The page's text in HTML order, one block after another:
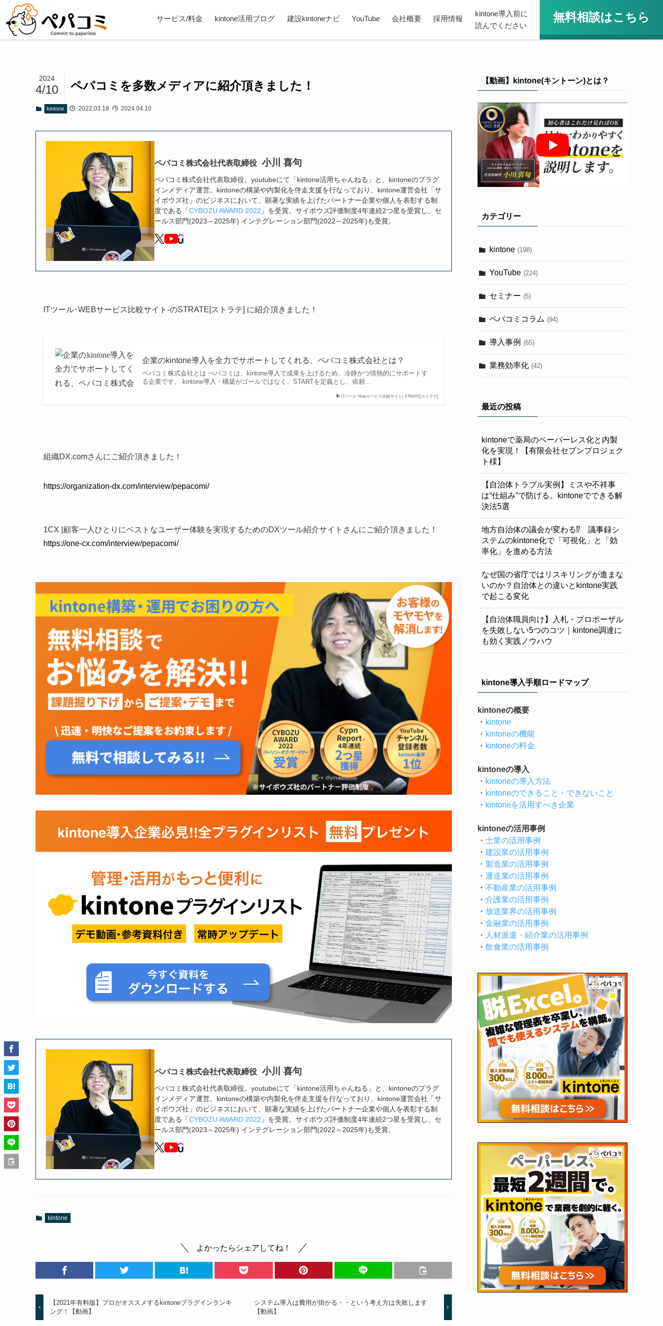
サービス/料金 kintone活用ブログ 建設kintoneナビ YouTube 会社概要 採用情報
kintone導入前に
読んでください
無料相談はこちら
ペパコミを多数メディアに紹介頂きました！
2024
4/10
kintone 2022.03.18 2024.04.10
ペパコミ株式会社代表取締役 小川 喜句
ペパコミ株式会社代表取締役。youtubeにて「kintone活用ちゃんねる」と、kintoneのプラグ
インメディア運営。kintoneの構築や内製化を伴走支援を行なっており、kintone運営会社「サ
イボウズ社」のビジネスにおいて、顕著な実績を上げたパートナー企業や個人を表彰する制
度である「CYBOZU AWARD 2022 」を受賞。サイボウズ評価制度4年連続2つ星を受賞し、セ
ールス部門(2023～2025年) インテグレーション部門(2022～2025年)も受賞。
ITツール･WEBサービス比較サイト-のSTRATE[ストラテ] に紹介頂きました！
ITツール･Webサービス比較サイト| STRATE[ストラテ]
企業のkintone導入を全力でサポートしてくれる、ペパコミ株式会社とは？
ペパコミ株式会社とは ぺパコミは、kintone導入で成果を上げるため、冷静かつ情熱的にサポートす
る企業です。 kintone導入・構築がゴールではなく、STARTを定義とし、依頼...
組織DX.comさんにご紹介頂きました！
https://organization-dx.com/interview/pepacomi/
1CX |顧客一人ひとりにベストなユーザー体験を実現するためのDXツール紹介サイトさんにご紹介頂きました！
https://one-cx.com/interview/pepacomi/
ペパコミ株式会社代表取締役 小川 喜句
ペパコミ株式会社代表取締役。youtubeにて「kintone活用ちゃんねる」と、kintoneのプラグ
インメディア運営。kintoneの構築や内製化を伴走支援を行なっており、kintone運営会社「サ
イボウズ社」のビジネスにおいて、顕著な実績を上げたパートナー企業や個人を表彰する制
度である「CYBOZU AWARD 2022 」を受賞。サイボウズ評価制度4年連続2つ星を受賞し、セ
ールス部門(2023～2025年) インテグレーション部門(2022～2025年)も受賞。
kintone
よかったらシェアしてね！
【2021年有料版】プロがオススメするkintoneプラグインランキ
ング！【動画】
システム導入は費用が掛かる・・という考え方は失敗します
【動画】
【動画】kintone(キントーン)とは？
カテゴリー
kintone (198)
YouTube (224)
セミナー (5)
ペパコミコラム (94)
導入事例 (65)
業務効率化 (42)
最近の投稿
kintoneで薬局のペーパーレス化と内製
化を実現！【有限会社セブンプロジェク
ト様】
【自治体トラブル実例】ミスや不祥事
は“仕組み”で防げる。kintoneでできる解
決法5選
地方自治体の議会が変わる⁉ 議事録シ
ステムのkintone化で「可視化」と「効
率化」を進める方法
なぜ国の省庁ではリスキリングが進まな
いのか？自治体との違いとkintone実践
で起こる変化
【自治体職員向け】入札・プロポーザル
を失敗しない5つのコツ｜kintone調達に
も効く実践ノウハウ
kintone導入手順ロードマップ
kintoneの概要
・ kintone
・ kintoneの機能
・ kintoneの料金
kintoneの導入
・ kintoneの導入方法
・ kintoneのできること・できないこと
・ kintoneを活用すべき企業
kintoneの活用事例
・ 士業の活用事例
・ 建設業の活用事例
・ 製造業の活用事例
・ 運送業の活用事例
・ 不動産業の活用事例
・ 介護業の活用事例
・ 放送業界の活用事例
・ 金融業の活用事例
・ 人材派遣・紹介業の活用事例
・ 飲食業の活用事例